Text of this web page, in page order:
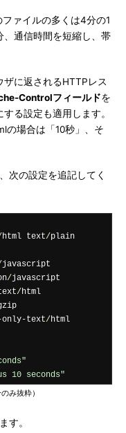
ァイルの多くは4分の1
通信時間を短縮し、帯
に返されるHTTPレス
Controlフィールドを
る設定も適用します。
の場合は「10秒」、そ
次の設定を追記してく
html text/plain
javascript
/
/
only-text/
10 seconds"
み抜粋）
す。